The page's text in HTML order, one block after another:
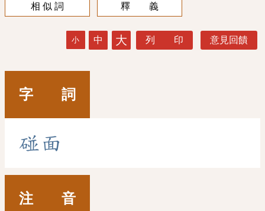
相 似 詞
釋 義
小 中 大 列 印 意見回饋
字 詞
碰 面
注 音